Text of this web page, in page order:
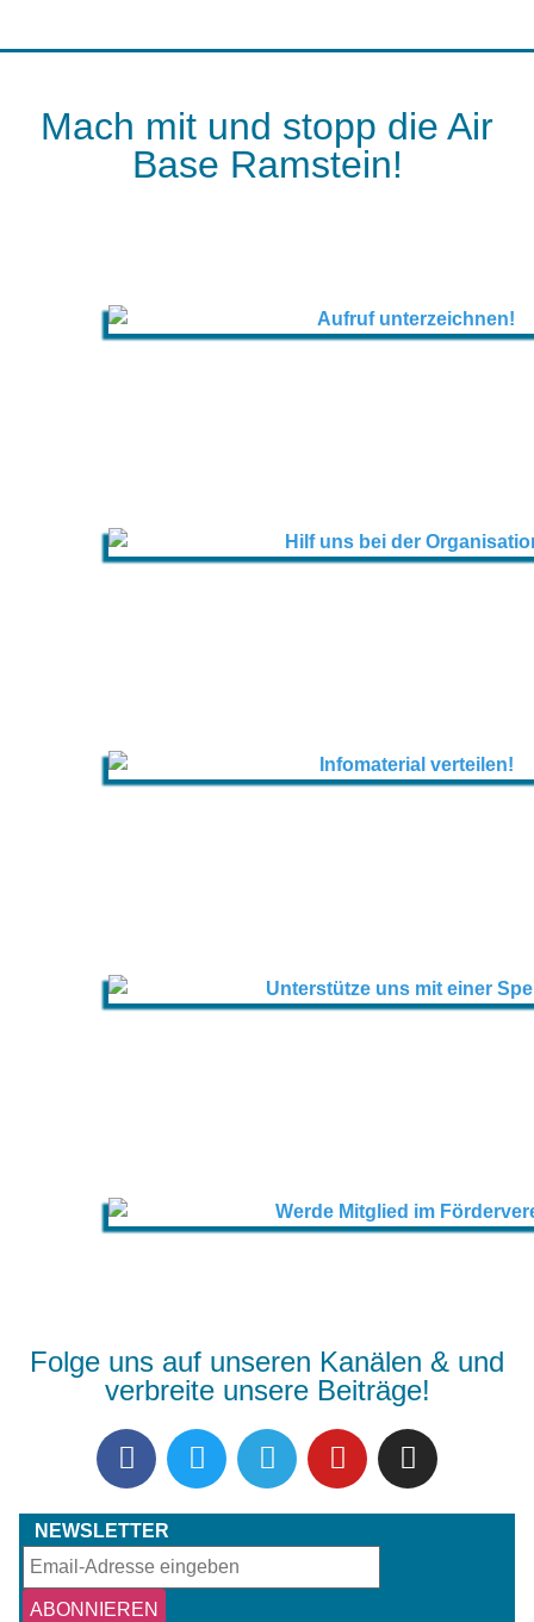
Mach mit und stopp die Air
Base Ramstein!
Folge uns auf unseren Kanälen & und
verbreite unsere Beiträge!
NEWSLETTER